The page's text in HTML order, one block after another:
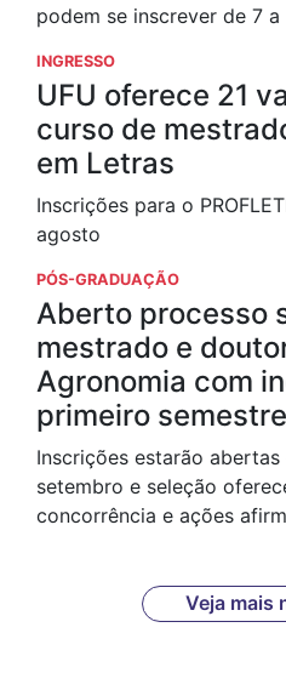
podem se inscrever de 7
INGRESSO
UFU oferece 21
curso de
em Letras
Inscrições para o
agosto
PÓS-GRADUAÇÃO
Aberto processo
mestrado e
Agronomia com
primeiro
Inscrições estarão
setembro e seleção
concorrência e ações
Veja mais